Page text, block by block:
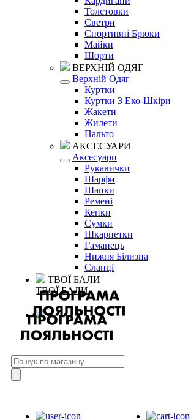
Толстовки
Светри
Спортивні Брюки
Майки
Шорти
ВЕРХНІЙ ОДЯГ
Верхній Одяг
Куртки
Куртки З Еко-Шкіри
Жакети
Жилети
Пальто
АКСЕСУАРИ
Аксесуари
Рукавички
Шарфи
Шапки
Ремені
Кепки
Сумки
Шкарпетки
Гаманець
Нижня Білизна
Сланці
ТВОЇ БАЛИ
ТВОЇ БАЛИ